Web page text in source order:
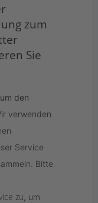
zum
Sie
den
verwenden
Service
Bitte
zu , um